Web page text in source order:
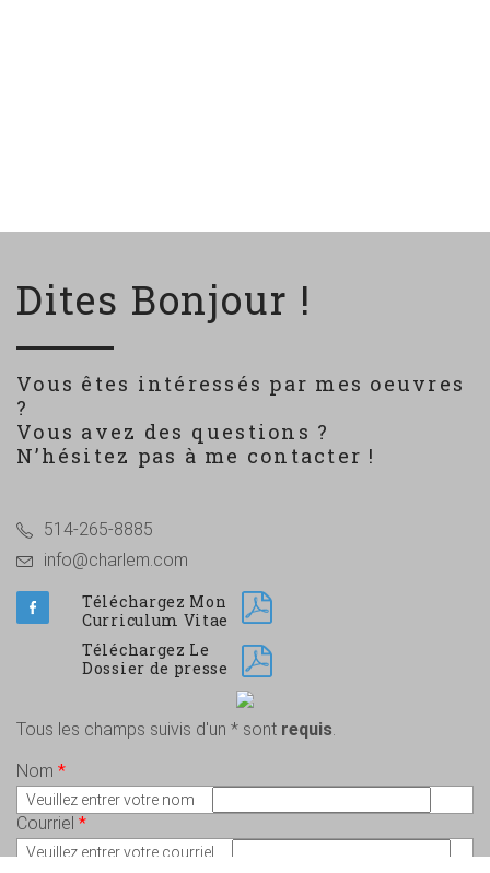
Dites Bonjour !
Vous êtes intéressés par mes oeuvres
?
Vous avez des questions ?
N’hésitez pas à me contacter !
514-265-8885
info@charlem.com
Téléchargez Mon
Curriculum Vitae
Téléchargez Le
Dossier de presse
Tous les champs suivis d'un * sont requis.
Nom *
Veuillez entrer votre nom
Courriel *
Veuillez entrer votre courriel